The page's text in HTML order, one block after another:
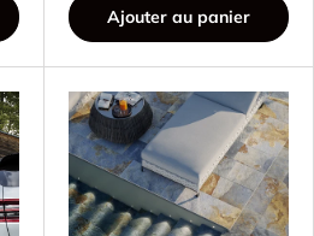
Ajouter au panier